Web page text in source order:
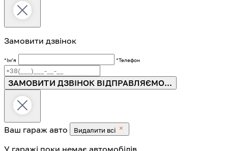
Замовити дзвінок
*Імʼя *Телефон
ЗАМОВИТИ ДЗВІНОК ВІДПРАВЛЯЄМО...
Ваш гараж авто Видалити всі
У гаражі поки немає автомобілів